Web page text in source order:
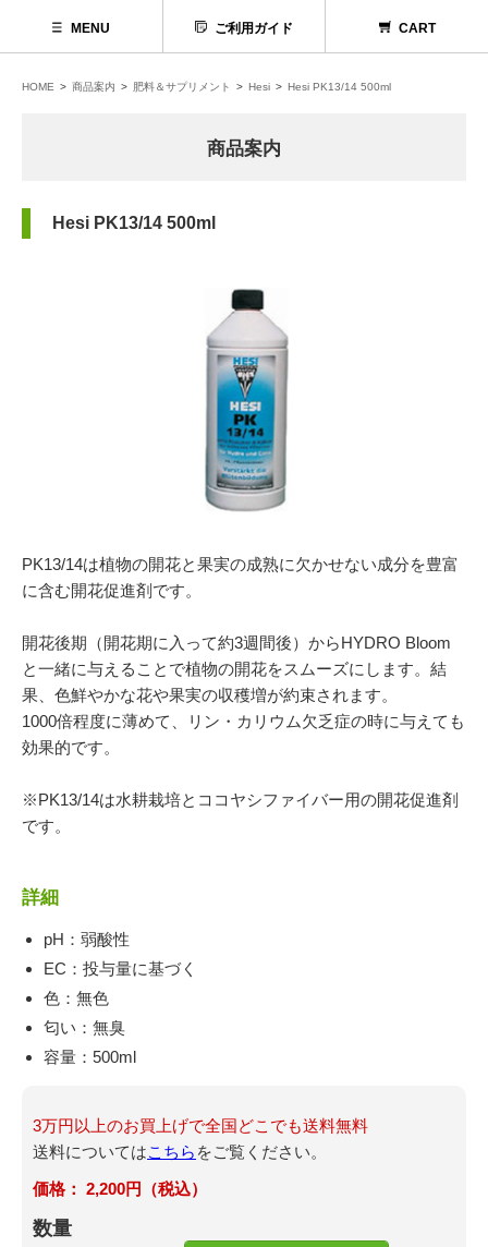
MENU
代理店募集
お問い合わせ
お電話でのお問い合わせ
054-270-4456
ご利用ガイド CART
HOME 商品案内 肥料＆サプリメント Hesi Hesi PK13/14 500ml
商品案内
Hesi PK13/14 500ml
PK13/14は植物の開花と果実の成熟に欠かせない成分を豊富
に含む開花促進剤です。
開花後期（開花期に入って約3週間後）からHYDRO Bloom
と一緒に与えることで植物の開花をスムーズにします。結
果、色鮮やかな花や果実の収穫増が約束されます。
1000倍程度に薄めて、リン・カリウム欠乏症の時に与えても
効果的です。
※PK13/14は水耕栽培とココヤシファイバー用の開花促進剤
です。
詳細
pH：弱酸性
EC：投与量に基づく
色：無色
匂い：無臭
容量：500ml
3万円以上のお買上げで全国どこでも送料無料
送料についてはこちら をご覧ください。
2,200円（税込）
数量